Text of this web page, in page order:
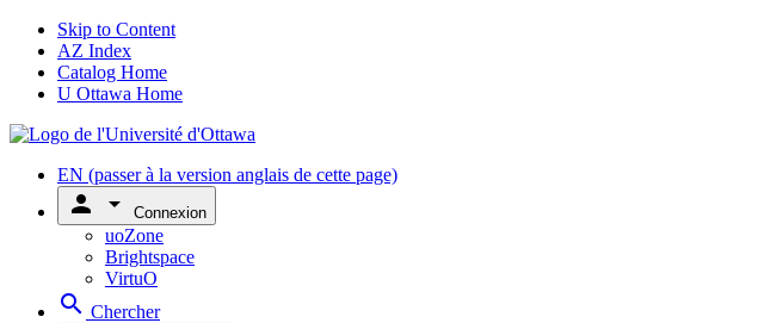
Skip to Content
AZ Index
Catalog Home
U Ottawa Home
EN (passer à la version anglais de cette page)
person arrow_drop_down Connexion
uoZone
Brightspace
VirtuO
search Chercher